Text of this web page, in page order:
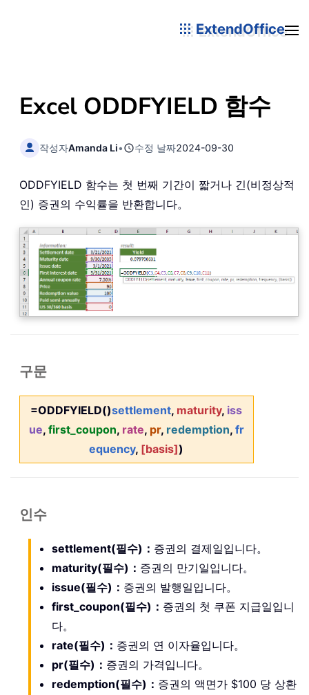
ExtendOffice
Excel ODDFYIELD 함수
작성자Amanda Li• 수정 날짜2024-09-30
ODDFYIELD 함수는 첫 번째 기간이 짧거나 긴(비정상적
인) 증권의 수익률을 반환합니다。
구문
=ODDFYIELD()settlement, maturity, iss
ue, first_coupon, rate, pr, redemption, fr
equency, [basis])
인수
settlement(필수)： 증권의 결제일입니다。
maturity(필수)： 증권의 만기일입니다。
issue(필수)： 증권의 발행일입니다。
first_coupon(필수)： 증권의 첫 쿠폰 지급일입니
다。
rate(필수)： 증권의 연 이자율입니다。
pr(필수)： 증권의 가격입니다。
redemption(필수)： 증권의 액면가 $100 당 상환